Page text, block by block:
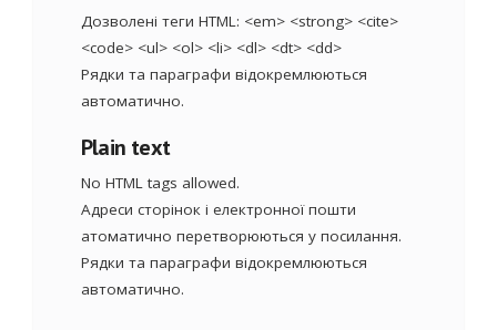
Дозволені теги HTML: <em> <strong> <cite>
<code> <ul> <ol> <li> <dl> <dt> <dd>
Рядки та параграфи відокремлюються
автоматично.
Plain text
No HTML tags allowed.
Адреси сторінок і електронної пошти
атоматично перетворюються у посилання.
Рядки та параграфи відокремлюються
автоматично.